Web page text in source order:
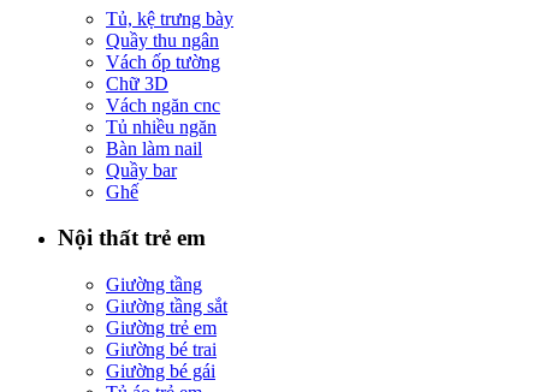
Tủ, kệ trưng bày
Quầy thu ngân
Vách ốp tường
Chữ 3D
Vách ngăn cnc
Tủ nhiều ngăn
Bàn làm nail
Quầy bar
Ghế
Nội thất trẻ em
Giường tầng
Giường tầng sắt
Giường trẻ em
Giường bé trai
Giường bé gái